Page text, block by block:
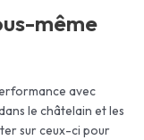
même
avec
le châtelain et les
sur ceux-ci pour